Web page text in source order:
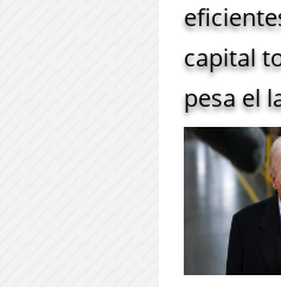
capital
pesa el